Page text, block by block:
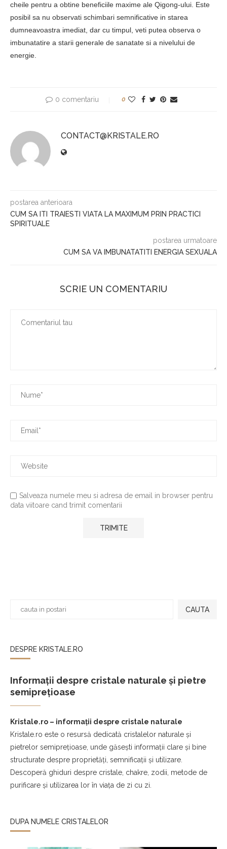
cheile pentru a obtine beneficiile maxime ale Qigong-ului. Este
posibil sa nu observati schimbari semnificative in starea
dumneavoastra imediat, dar cu timpul, veti putea observa o
imbunatatire a starii generale de sanatate si a nivelului de
energie.
0 comentariu 0
CONTACT@KRISTALE.RO
postarea anterioara
CUM SA ITI TRAIESTI VIATA LA MAXIMUM PRIN PRACTICI
SPIRITUALE
postarea urmatoare
CUM SA VA IMBUNATATITI ENERGIA SEXUALA
SCRIE UN COMENTARIU
Salveaza numele meu si adresa de email in browser pentru
data viitoare cand trimit comentarii
CAUTA
DESPRE KRISTALE.RO
Informații despre cristale naturale și pietre
semiprețioase
Kristale.ro – informații despre cristale naturale
Kristale.ro este o resursă dedicată cristalelor naturale și
pietrelor semiprețioase, unde găsești informații clare și bine
structurate despre proprietăți, semnificații și utilizare.
Descoperă ghiduri despre cristale, chakre, zodii, metode de
purificare și utilizarea lor în viața de zi cu zi.
DUPA NUMELE CRISTALELOR